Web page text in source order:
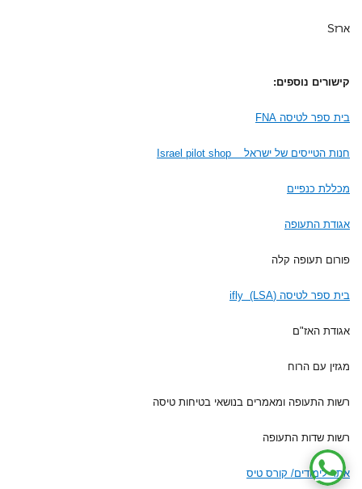
ארזS
קישורים נוספים:
בית ספר לטיסה FNA
חנות הטייסים של ישראל Israel pilot shop
מכללת כנפיים
אגודת התעופה
פורום תעופה קלה
בית ספר לטיסה (ifly (LSA
אגודת האז"ם
מגזין עם הרוח
רשות התעופה ומאמרים בנושאי בטיחות טיסה
רשות שדות התעופה
אתר לימודים/ קורס טיס